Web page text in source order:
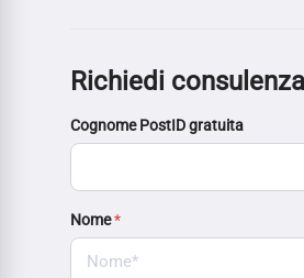
Richiedi
Cognome PostID gratuita
Nome*